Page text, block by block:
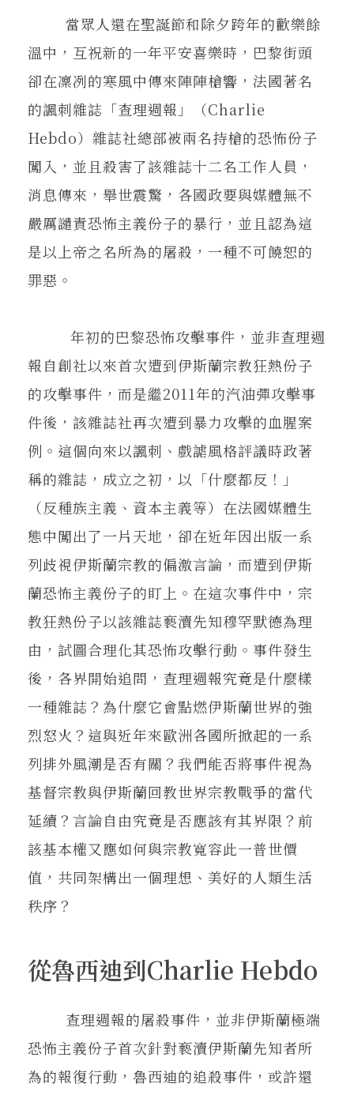
東華風景
當眾人還在聖誕節和除夕跨年的歡樂餘
溫中，互祝新的一年平安喜樂時，巴黎街頭
卻在凜冽的寒風中傳來陣陣槍響，法國著名
的諷刺雜誌「查理週報」（Charlie
Hebdo）雜誌社總部被兩名持槍的恐怖份子
闖入，並且殺害了該雜誌十二名工作人員，
消息傳來，舉世震驚，各國政要與媒體無不
嚴厲譴責恐怖主義份子的暴行，並且認為這
是以上帝之名所為的屠殺，一種不可饒恕的
罪惡。
年初的巴黎恐怖攻擊事件，並非查理週
報自創社以來首次遭到伊斯蘭宗教狂熱份子
的攻擊事件，而是繼2011年的汽油彈攻擊事
件後，該雜誌社再次遭到暴力攻擊的血腥案
例。這個向來以諷刺、戲謔風格評議時政著
稱的雜誌，成立之初，以「什麼都反！」
（反種族主義、資本主義等）在法國媒體生
態中闖出了一片天地，卻在近年因出版一系
列歧視伊斯蘭宗教的偏激言論，而遭到伊斯
蘭恐怖主義份子的盯上。在這次事件中，宗
教狂熱份子以該雜誌褻瀆先知穆罕默德為理
由，試圖合理化其恐怖攻擊行動。事件發生
後，各界開始追問，查理週報究竟是什麼樣
一種雜誌？為什麼它會點燃伊斯蘭世界的強
烈怒火？這與近年來歐洲各國所掀起的一系
列排外風潮是否有關？我們能否將事件視為
基督宗教與伊斯蘭回教世界宗教戰爭的當代
延續？言論自由究竟是否應該有其界限？前
該基本權又應如何與宗教寬容此一普世價
值，共同架構出一個理想、美好的人類生活
秩序？
從魯西迪到Charlie Hebdo
查理週報的屠殺事件，並非伊斯蘭極端
恐怖主義份子首次針對褻瀆伊斯蘭先知者所
為的報復行動，魯西迪的追殺事件，或許還